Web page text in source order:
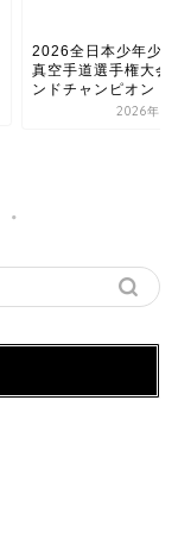
2026全日本少年少
真空手道選手権大会
ンドチャンピオン・
2026年7